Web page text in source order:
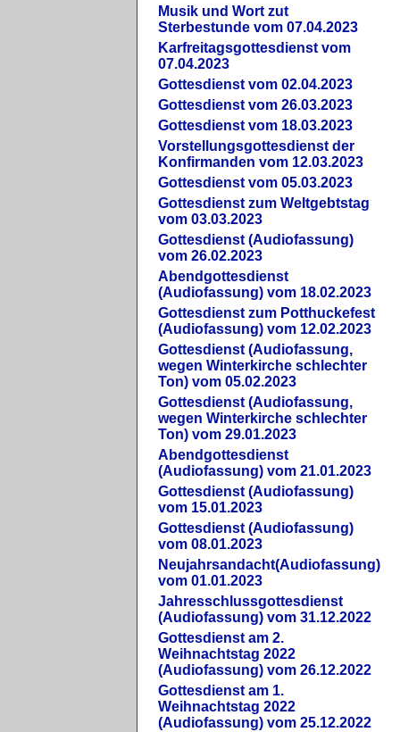
Musik und Wort zut
Sterbestunde vom 07.04.2023
Karfreitagsgottesdienst vom
07.04.2023
Gottesdienst vom 02.04.2023
Gottesdienst vom 26.03.2023
Gottesdienst vom 18.03.2023
Vorstellungsgottesdienst der
Konfirmanden vom 12.03.2023
Gottesdienst vom 05.03.2023
Gottesdienst zum Weltgebtstag
vom 03.03.2023
Gottesdienst (Audiofassung)
vom 26.02.2023
Abendgottesdienst
(Audiofassung) vom 18.02.2023
Gottesdienst zum Potthuckefest
(Audiofassung) vom 12.02.2023
Gottesdienst (Audiofassung,
wegen Winterkirche schlechter
Ton) vom 05.02.2023
Gottesdienst (Audiofassung,
wegen Winterkirche schlechter
Ton) vom 29.01.2023
Abendgottesdienst
(Audiofassung) vom 21.01.2023
Gottesdienst (Audiofassung)
vom 15.01.2023
Gottesdienst (Audiofassung)
vom 08.01.2023
Neujahrsandacht(Audiofassung)
vom 01.01.2023
Jahresschlussgottesdienst
(Audiofassung) vom 31.12.2022
Gottesdienst am 2.
Weihnachtstag 2022
(Audiofassung) vom 26.12.2022
Gottesdienst am 1.
Weihnachtstag 2022
(Audiofassung) vom 25.12.2022